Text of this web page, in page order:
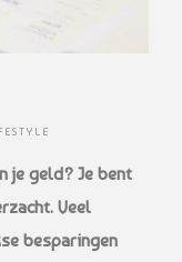
je geld? Je bent
Veel
besparingen